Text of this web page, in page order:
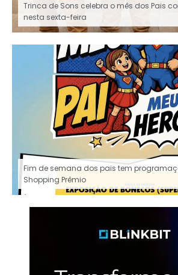
Trinca de Sons celebra o mês dos Pais
nesta sexta-feira
Fim de semana dos pais tem
Shopping Prêmio